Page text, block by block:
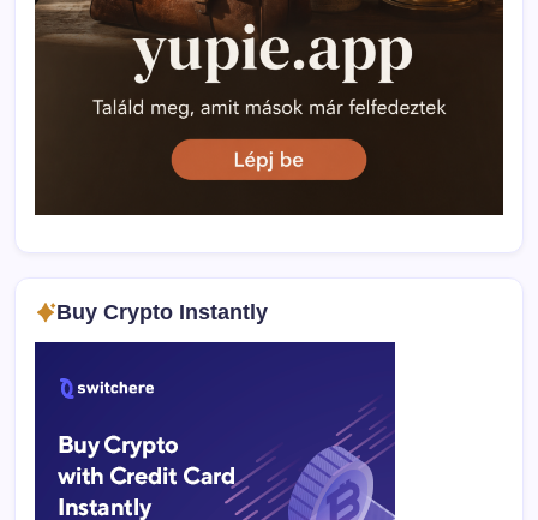
Buy Crypto Instantly